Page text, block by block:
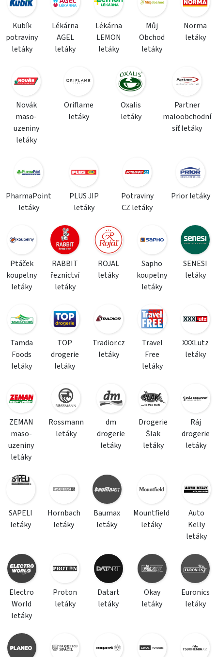
Kubík
potraviny
letáky
Lékárna
AGEL
letáky
Lékárna
LEMON
letáky
Můj
Obchod
letáky
Norma
letáky
Novák
maso-
uzeniny
letáky
Oriflame
letáky
Oxalis
letáky
Partner
maloobchodní
síť letáky
PharmaPoint
letáky
PLUS JIP
letáky
Potraviny
CZ letáky
Prior letáky
Ptáček
koupelny
letáky
RABBIT
řeznictví
letáky
ROJAL
letáky
Sapho
koupelny
letáky
SENESI
letáky
Tamda
Foods
letáky
TOP
drogerie
letáky
Tradior.cz
letáky
Travel
Free
letáky
XXXLutz
letáky
ZEMAN
maso-
uzeniny
letáky
Rossmann
letáky
dm
drogerie
letáky
Drogerie
Šlak
letáky
Ráj
drogerie
letáky
SAPELI
letáky
Hornbach
letáky
Baumax
letáky
Mountfield
letáky
Auto
Kelly
letáky
Electro
World
letáky
Proton
letáky
Datart
letáky
Okay
letáky
Euronics
letáky